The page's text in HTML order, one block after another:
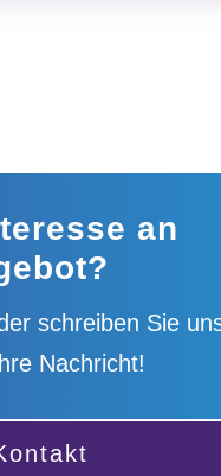
an
schreiben Sie
Nachricht!